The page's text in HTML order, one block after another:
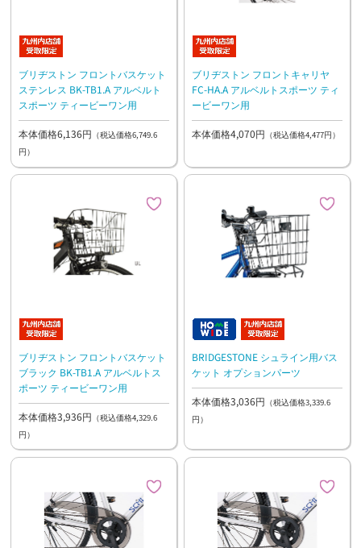
ブリヂストン フロントバスケット
ステンレス BK-TB1.A アルベルト
スポーツ ティービーワン用
本体価格6,136円 （税込価格6,749.6
円）
ブリヂストン フロントキャリヤ
FC-HA.A アルベルトスポーツ ティ
ービーワン用
本体価格4,070円 （税込価格4,477円）
ブリヂストン フロントバスケット
ブラック BK-TB1.A アルベルトス
ポーツ ティービーワン用
本体価格3,936円 （税込価格4,329.6
円）
BRIDGESTONE シュライン用バス
ケット オプションパーツ
本体価格3,036円 （税込価格3,339.6
円）